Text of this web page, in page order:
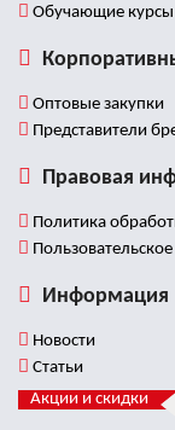
Обучающие курсы
Оптовые закупки
Представители
Правовая
Политика
Информация
Новости
Статьи
Акции и скидки